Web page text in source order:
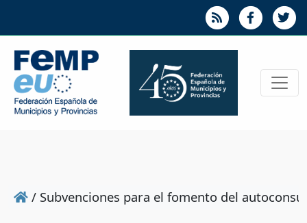
/ Subvenciones para el fomento del